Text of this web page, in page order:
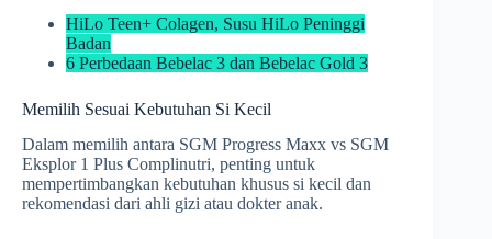
HiLo Teen+ Colagen, Susu HiLo Peninggi
Badan
6 Perbedaan Bebelac 3 dan Bebelac Gold 3
Memilih Sesuai Kebutuhan Si Kecil
Dalam memilih antara SGM Progress Maxx vs SGM
Eksplor 1 Plus Complinutri, penting untuk
mempertimbangkan kebutuhan khusus si kecil dan
rekomendasi dari ahli gizi atau dokter anak.